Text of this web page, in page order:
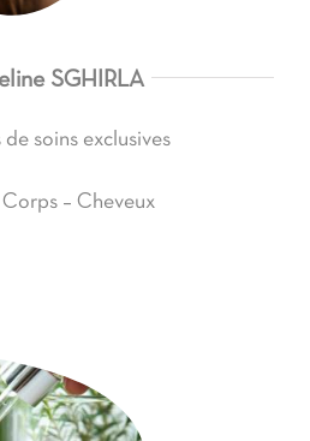
SGHIRLA
soins exclusives
Corps – Cheveux